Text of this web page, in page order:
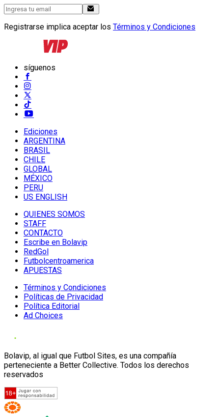
Registrarse implica aceptar los Términos y Condiciones
síguenos
Ediciones
ARGENTINA
BRASIL
CHILE
GLOBAL
MÉXICO
PERU
US ENGLISH
QUIENES SOMOS
STAFF
CONTACTO
Escribe en Bolavip
RedGol
Futbolcentroamerica
APUESTAS
Términos y Condiciones
Políticas de Privacidad
Política Editorial
Ad Choices
Bolavip, al igual que Futbol Sites, es una compañía
perteneciente a Better Collective. Todos los derechos
reservados